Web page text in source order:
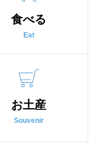
食べる
Eat
お土産
Souvenir